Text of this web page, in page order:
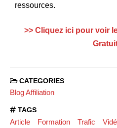
ressources.
>> Cliquez ici pour voir
CATEGORIES
Blog Affiliation
TAGS
Article Formation Trafic